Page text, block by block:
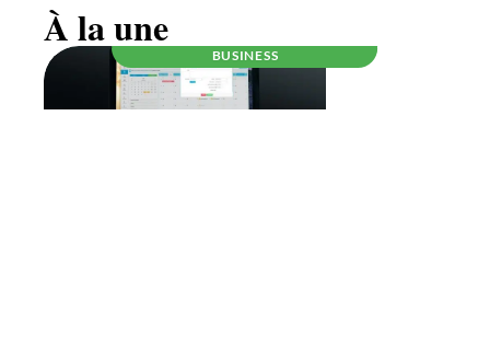
RÉGLEMENTATION
À la une
BUSINESS